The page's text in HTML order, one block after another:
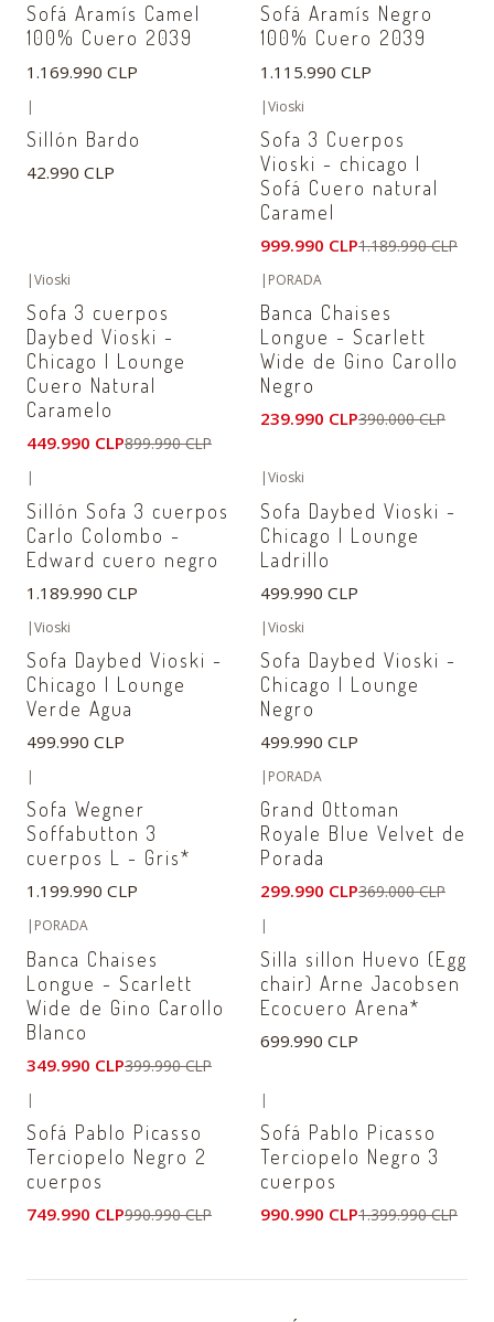
Sofá Aramís Camel
100% Cuero 2039
1.169.990 CLP
Sofá Aramís Negro
100% Cuero 2039
1.115.990 CLP
|
Sillón Bardo
42.990 CLP
Agotado
|Vioski
Sofa 3 Cuerpos
Vioski - chicago I
Sofá Cuero natural
Caramel
999.990 CLP1.189.990 CLP
|Vioski
Sofa 3 cuerpos
Daybed Vioski -
Chicago I Lounge
Cuero Natural
Caramelo
449.990 CLP899.990 CLP
| PORADA
Banca Chaises
Longue - Scarlett
Wide de Gino Carollo
Negro
239.990 CLP390.000 CLP
|
Sillón Sofa 3 cuerpos
Carlo Colombo -
Edward cuero negro
1.189.990 CLP
|Vioski
Sofa Daybed Vioski -
Chicago I Lounge
Ladrillo
499.990 CLP
|Vioski
Sofa Daybed Vioski -
Chicago I Lounge
Verde Agua
499.990 CLP
|Vioski
Sofa Daybed Vioski -
Chicago I Lounge
Negro
499.990 CLP
|
Sofa Wegner
Soffabutton 3
cuerpos L - Gris*
1.199.990 CLP
| PORADA
Grand Ottoman
Royale Blue Velvet de
Porada
299.990 CLP369.000 CLP
Agotado
PORADA
Banca Chaises
Longue - Scarlett
Wide de Gino Carollo
Blanco
349.990 CLP399.990 CLP
Silla sillon Huevo (Egg
chair) Arne Jacobsen
Ecocuero Arena*
699.990 CLP
No disponible
|
Sofá Pablo Picasso
Terciopelo Negro 2
cuerpos
749.990 CLP990.990 CLP
No disponible
|
Sofá Pablo Picasso
Terciopelo Negro 3
cuerpos
990.990 CLP1.399.990 CLP